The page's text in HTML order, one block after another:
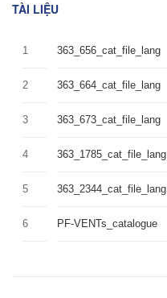
TÀI LIỆU
1 363_656_cat_file_lang
2 363_664_cat_file_lang
3 363_673_cat_file_lang
4 363_1785_cat_file_lang
5 363_2344_cat_file_lang
6 PF-VENTs_catalogue